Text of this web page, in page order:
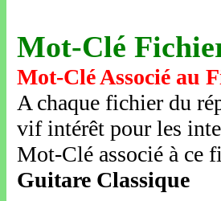
Mot-Clé
Mot-Clé Associé au
A chaque fichier du
vif intérêt pour les
Mot-Clé associé à ce
Guitare Classique